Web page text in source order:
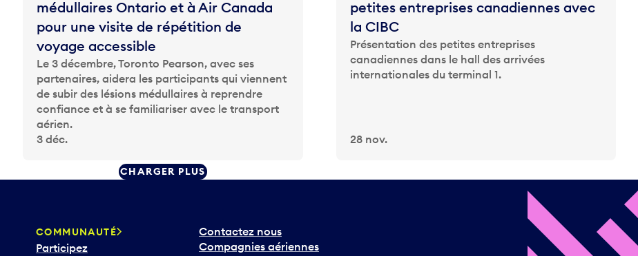
médullaires Ontario et à Air Canada
pour une visite de répétition de
voyage accessible
Le 3 décembre, Toronto Pearson, avec ses
partenaires, aidera les participants qui viennent
de subir des lésions médullaires à reprendre
confiance et à se familiariser avec le transport
aérien.
3 déc.
petites entreprises canadiennes avec
la CIBC
Présentation des petites entreprises
canadiennes dans le hall des arrivées
internationales du terminal 1.
28 nov.
CHARGER PLUS
COMMUNAUTÉ
Participez
Contactez nous
Compagnies aériennes